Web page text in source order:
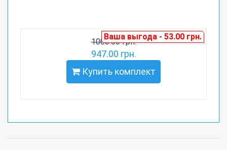
Ваша выгода - 53.00 грн.
1000.00 грн.
947.00 грн.
Купить комплект